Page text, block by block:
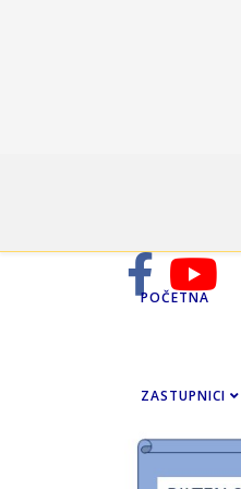
POČETNA
ZASTUPNICI